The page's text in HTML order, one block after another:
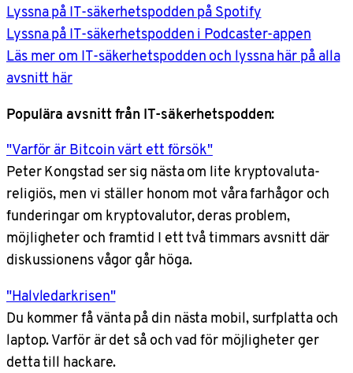
Lyssna på IT-säkerhetspodden på Spotify
Lyssna på IT-säkerhetspodden i Podcaster-appen
Läs mer om IT-säkerhetspodden och lyssna här på alla
avsnitt här
Populära avsnitt från IT-säkerhetspodden:
"Varför är Bitcoin värt ett försök"
Peter Kongstad ser sig nästa om lite kryptovaluta-
religiös, men vi ställer honom mot våra farhågor och
funderingar om kryptovalutor, deras problem,
möjligheter och framtid I ett två timmars avsnitt där
diskussionens vågor går höga.
"Halvledarkrisen"
Du kommer få vänta på din nästa mobil, surfplatta och
laptop. Varför är det så och vad för möjligheter ger
detta till hackare.